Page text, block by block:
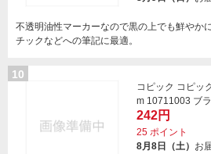
不透明油性マーカーなので黒の上でも鮮やか
チックなどへの筆記に最適。
10
コピック コピ
m 10711003 ブ
242円
25 ポイント
8月8日（土） お